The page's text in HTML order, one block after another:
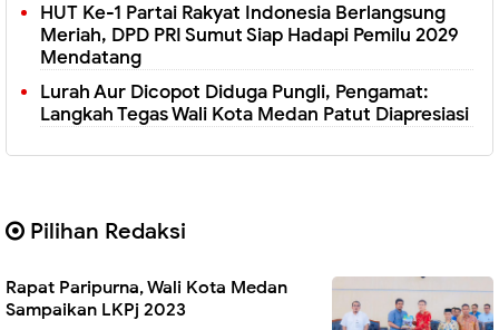
HUT Ke-1 Partai Rakyat Indonesia Berlangsung
Meriah, DPD PRI Sumut Siap Hadapi Pemilu 2029
Mendatang
Lurah Aur Dicopot Diduga Pungli, Pengamat:
Langkah Tegas Wali Kota Medan Patut Diapresiasi
Pilihan Redaksi
Rapat Paripurna, Wali Kota Medan
Sampaikan LKPj 2023